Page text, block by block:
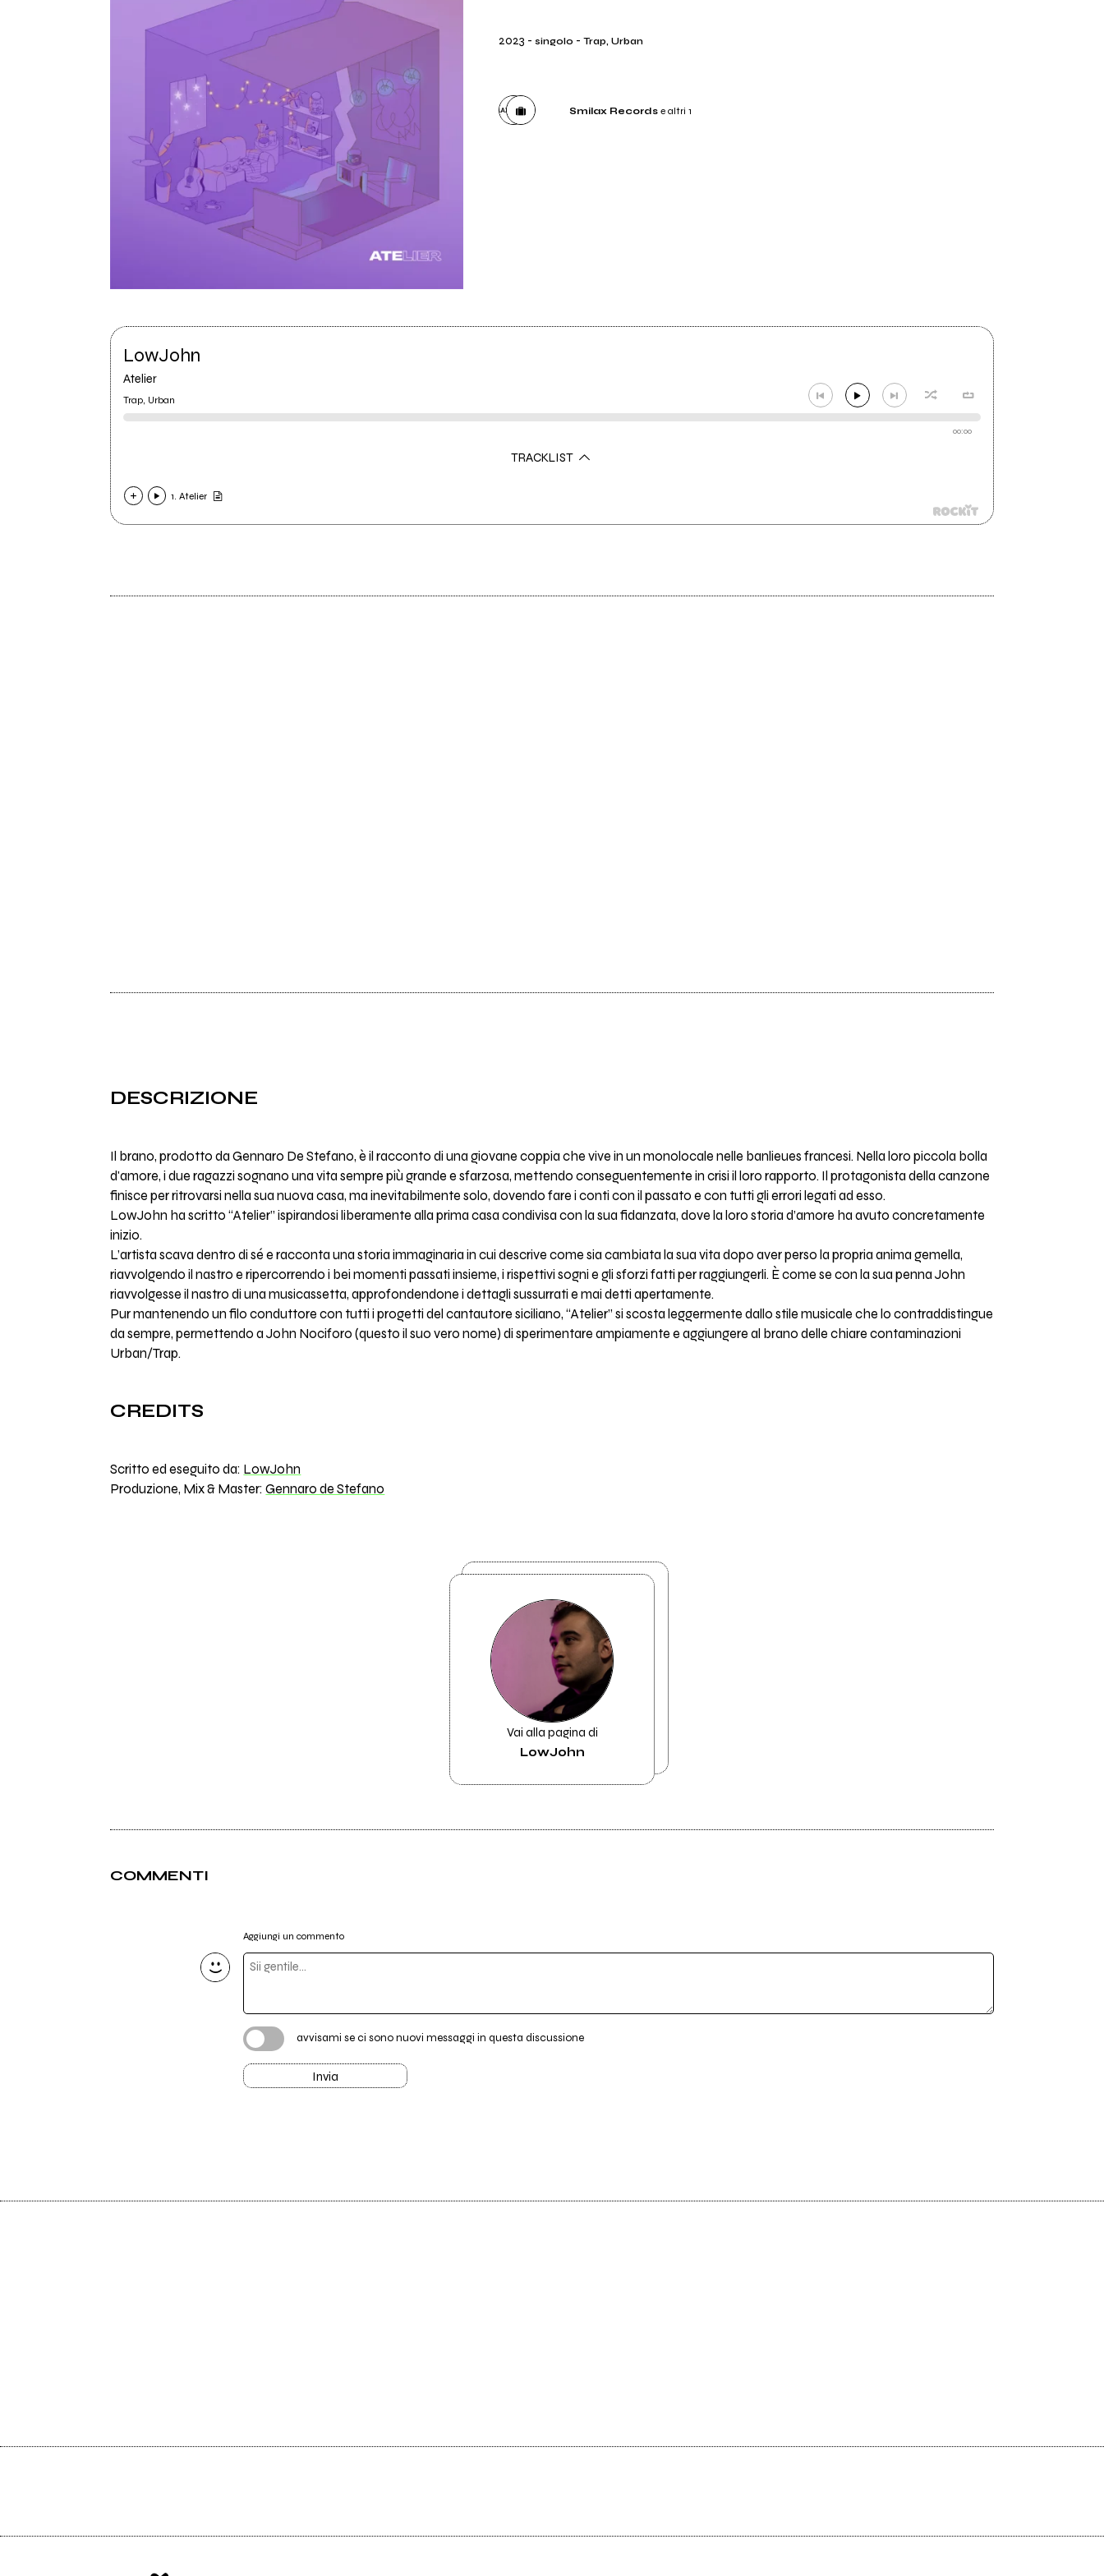
2023 -singolo -Trap, Urban
Smilax Recordse altri 1
LowJohn
Atelier
Trap, Urban
00:00
TRACKLIST
1. Atelier
DESCRIZIONE
Il brano, prodotto da Gennaro De Stefano, è il racconto di una giovane coppia che vive in un monolocale nelle banlieues francesi. Nella loro piccola bolla
d'amore, i due ragazzi sognano una vita sempre più grande e sfarzosa, mettendo conseguentemente in crisi il loro rapporto. Il protagonista della canzone
finisce per ritrovarsi nella sua nuova casa, ma inevitabilmente solo, dovendo fare i conti con il passato e con tutti gli errori legati ad esso.
LowJohn ha scritto “Atelier” ispirandosi liberamente alla prima casa condivisa con la sua fidanzata, dove la loro storia d’amore ha avuto concretamente
inizio.
L’artista scava dentro di sé e racconta una storia immaginaria in cui descrive come sia cambiata la sua vita dopo aver perso la propria anima gemella,
riavvolgendo il nastro e ripercorrendo i bei momenti passati insieme, i rispettivi sogni e gli sforzi fatti per raggiungerli. È come se con la sua penna John
riavvolgesse il nastro di una musicassetta, approfondendone i dettagli sussurrati e mai detti apertamente.
Pur mantenendo un filo conduttore con tutti i progetti del cantautore siciliano, “Atelier” si scosta leggermente dallo stile musicale che lo contraddistingue
da sempre, permettendo a John Nociforo (questo il suo vero nome) di sperimentare ampiamente e aggiungere al brano delle chiare contaminazioni
Urban/Trap.
CREDITS
Scritto ed eseguito da: LowJohn
Produzione, Mix & Master:Gennaro de Stefano
Vai alla pagina di
LowJohn
COMMENTI
Aggiungi un commento
avvisami se ci sono nuovi messaggi in questa discussione
Invia